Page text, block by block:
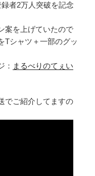
者2万人突破を記念
案を上げていたので
Tシャツ＋一部のグッ
： まるべりのてぇい
でご紹介してますの